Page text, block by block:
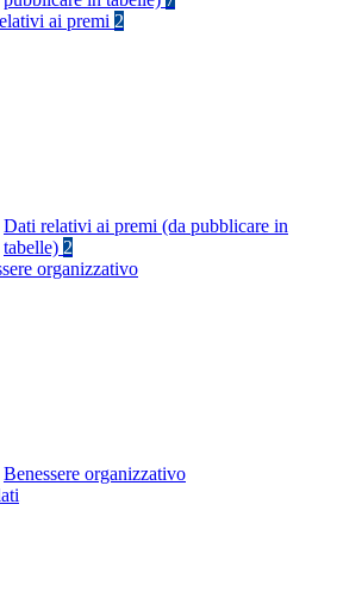
ai premi 2
Dati relativi ai premi (da pubblicare in
tabelle) 2
organizzativo
Benessere organizzativo